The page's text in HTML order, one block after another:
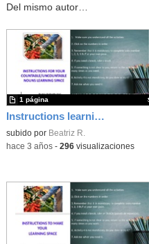
Del mismo autor…
Instructions learning space unit 4
Contenido educativo.
subido por Beatriz R.
1 página
-hace 3 años- 296visualizaciones